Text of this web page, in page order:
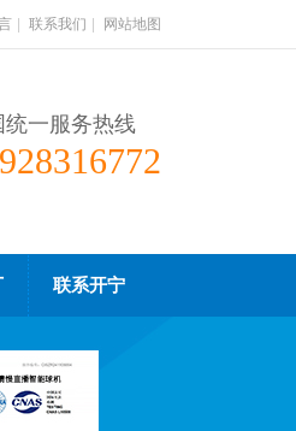
联系我们 网站地图
统一服务热线
联系开宁